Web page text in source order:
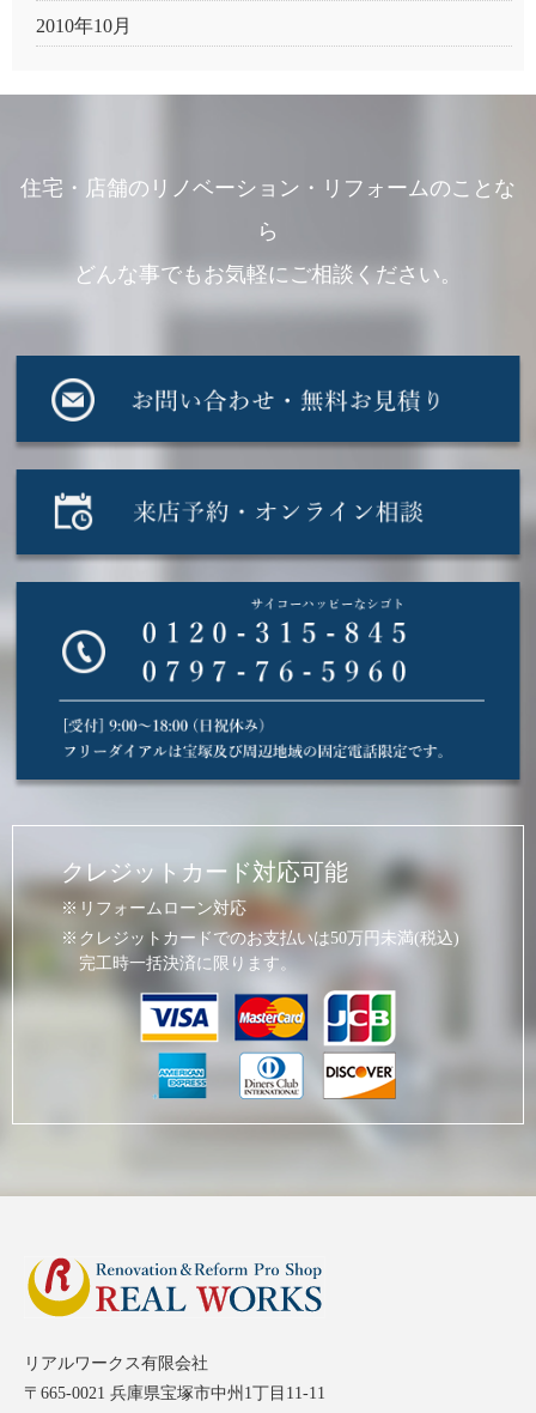
2010年10月
住宅・店舗のリノベーション・リフォームのことな
ら
どんな事でもお気軽にご相談ください。
クレジットカード対応可能
リフォームローン対応
クレジットカードでのお支払いは50万円未満(税込)
完工時一括決済に限ります。
リアルワークス有限会社
〒665-0021 兵庫県宝塚市中州1丁目11-11